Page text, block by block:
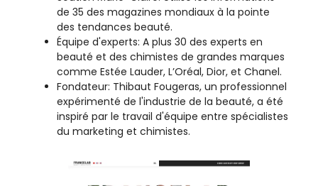
de 35 des magazines mondiaux à la pointe
des tendances beauté.
Équipe d'experts: A plus 30 des experts en
beauté et des chimistes de grandes marques
comme Estée Lauder, L’Oréal, Dior, et Chanel.
Fondateur: Thibaut Fougeras, un professionnel
expérimenté de l'industrie de la beauté, a été
inspiré par le travail d'équipe entre spécialistes
du marketing et chimistes.